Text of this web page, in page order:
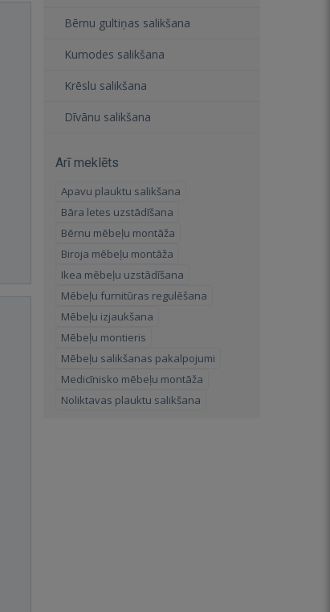
Bērnu gultiņas salikšana
Kumodes salikšana
Krēslu salikšana
Dīvānu salikšana
Arī meklēts
Apavu plauktu salikšana
Bāra letes uzstādīšana
Bērnu mēbeļu montāža
Biroja mēbeļu montāža
Ikea mēbeļu uzstādīšana
Mēbeļu furnitūras regulēšana
Mēbeļu izjaukšana
Mēbeļu montieris
Mēbeļu salikšanas pakalpojumi
Medicīnisko mēbeļu montāža
Noliktavas plauktu salikšana